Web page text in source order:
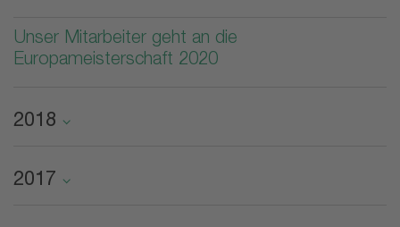
Unser Mitarbeiter geht an die
Europameisterschaft 2020
2018
2017